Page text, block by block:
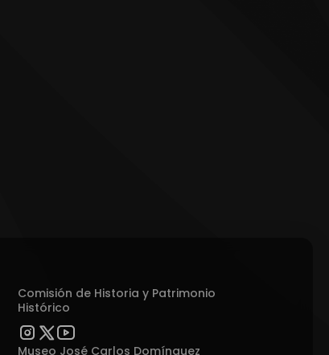
Comisión de Historia y Patrimonio
Histórico
Museo José Carlos Domínguez